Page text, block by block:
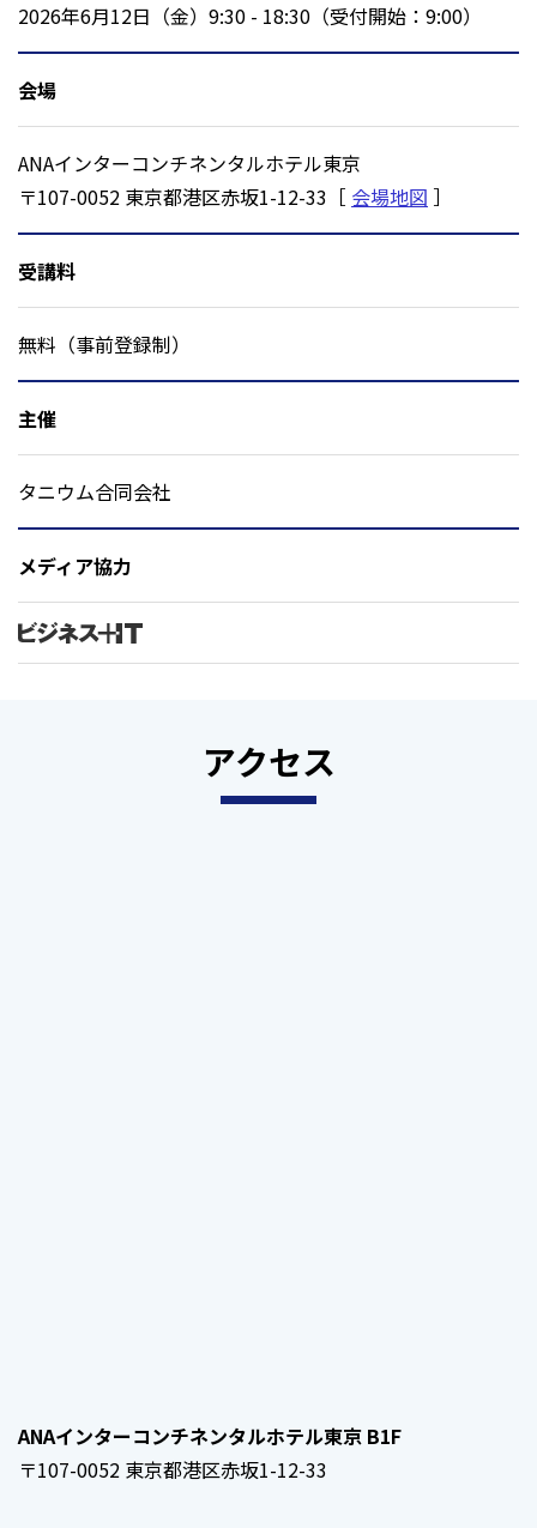
2026年6月12日（金）9:30 - 18:30（受付開始：9:00）
会場
ANAインターコンチネンタルホテル東京
〒107-0052 東京都港区赤坂1-12-33［ 会場地図 ］
受講料
無料（事前登録制）
主催
タニウム合同会社
メディア協力
アクセス
ANAインターコンチネンタルホテル東京 B1F
〒107-0052 東京都港区赤坂1-12-33